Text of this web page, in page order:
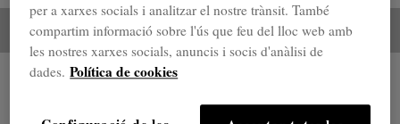
Projectes destacats
per a xarxes socials i analitzar el nostre trànsit. També
compartim informació sobre l'ús que feu del lloc web amb
les nostres xarxes socials, anuncis i socis d'anàlisi de
dades. Política de cookies